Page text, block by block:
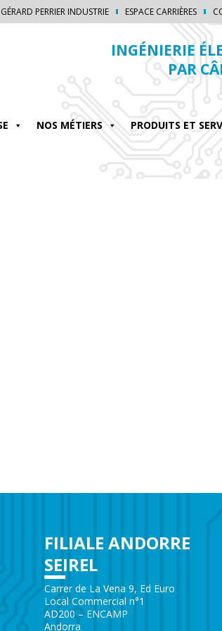
PERRIER INDUSTRIE ESPACE CARRIÈRES
INGÉNIERIE
PAR
NOS MÉTIERS PRODUITS ET
FILIALE ANDORRE
SEIREL
Carrer de La Vena 9, Ed Euro
Local Commercial n°1
AD200 – ENCAMP
Andorra